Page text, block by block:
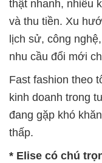
thật nhanh, nhiều
và thu tiền. Xu
lịch sử, công
nhu cầu đổi mới
Fast fashion theo
kinh doanh trong
đang gặp khó
thấp.
* Elise có chú